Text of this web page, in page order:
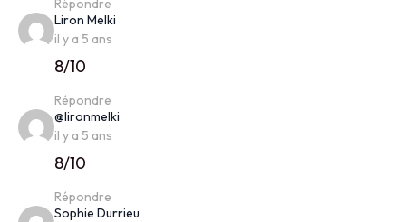
Liron Melki
il y a 5 ans
8/10
Répondre
@lironmelki
il y a 5 ans
8/10
Répondre
Sophie Durrieu